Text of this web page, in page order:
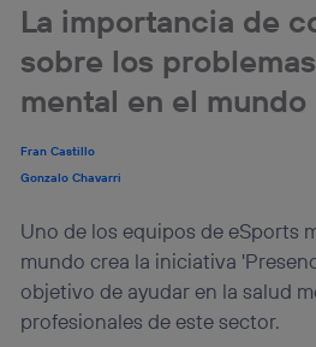
La importancia de
sobre los
mental en el
Fran Castillo
Gonzalo Chavarri
Uno de los equipos de eSports
mundo crea la iniciativa
objetivo de ayudar en la salud
profesionales de este sector.